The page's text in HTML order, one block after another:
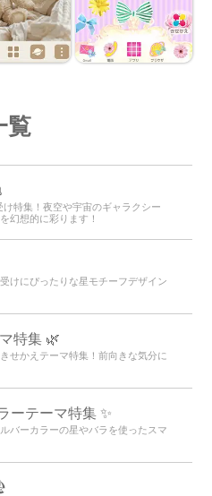
覧
特集！夜空や宇宙のギャラクシー
幻想的に彩ります！
けにぴったりな星モチーフデザイン
特集 🌿
せかえテーマ特集！前向きな気分に
ーテーマ特集 ✨
バーカラーの星やバラを使ったスマ